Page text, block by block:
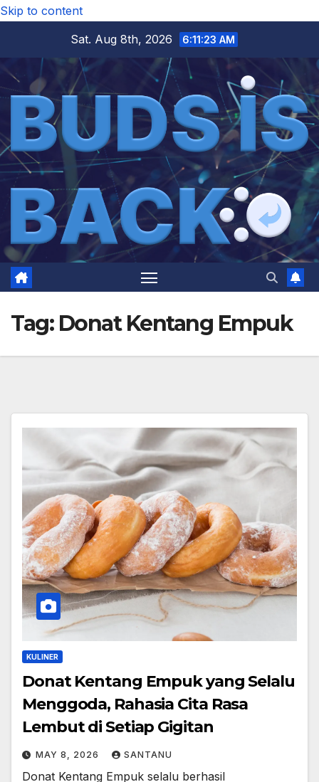
Skip to content
Sat. Aug 8th, 2026
6:11:24 AM
Tag: Donat Kentang Empuk
KULINER
Donat Kentang Empuk yang Selalu
Menggoda, Rahasia Cita Rasa
Lembut di Setiap Gigitan
MAY 8, 2026 SANTANU
Donat Kentang Empuk selalu berhasil